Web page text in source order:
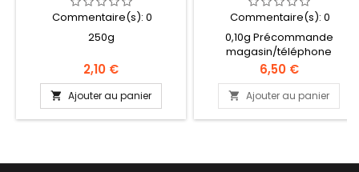
Commentaire(s): 0
250g
Prix
2,10 €
 Ajouter au panier
Commentaire(s): 0
0,10g Précommande
magasin/téléphone
Prix
6,50 €
 Ajouter au panier